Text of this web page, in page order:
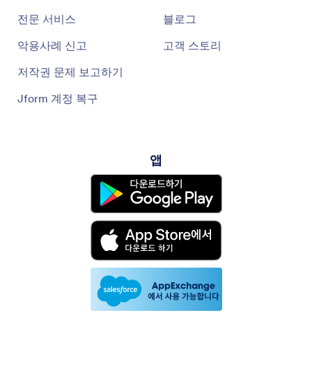
전문 서비스
악용사례 신고
저작권 문제 보고하기
Jform 계정 복구
블로그
고객 스토리
앱